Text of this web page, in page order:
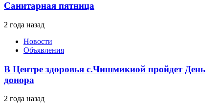
Санитарная пятница
2 года назад
Новости
Объявления
В Центре здоровья с.Чишмикиой пройдет День
донора
2 года назад